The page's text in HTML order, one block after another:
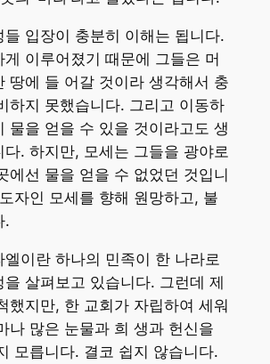
들 입장이 충분히 이해는 됩니다.
게 이루어졌기 때문에 그들은 머
땅에 들 어갈 것이라 생각해서 충
하지 못했습니다. 그리고 이동하
물을 얻을 수 있을 것이라고도 생
다. 하지만, 모세는 그들을 광야로
에선 물을 얻을 수 없었던 것입니
자인 모세를 향해 원망하고, 불
.
엘이란 하나의 민족이 한 나라로
을 살펴보고 있습니다. 그런데 제
했지만, 한 교회가 자립하여 세워
나 많은 눈물과 희 생과 헌신을
모릅니다. 결코 쉽지 않습니다.